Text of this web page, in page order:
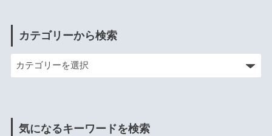
カテゴリーから検索
気になるキーワードを検索